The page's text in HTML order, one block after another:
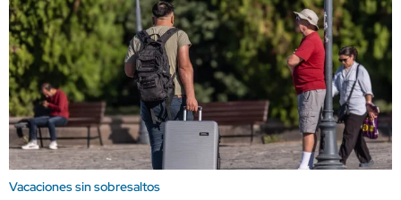
Vacaciones sin sobresaltos